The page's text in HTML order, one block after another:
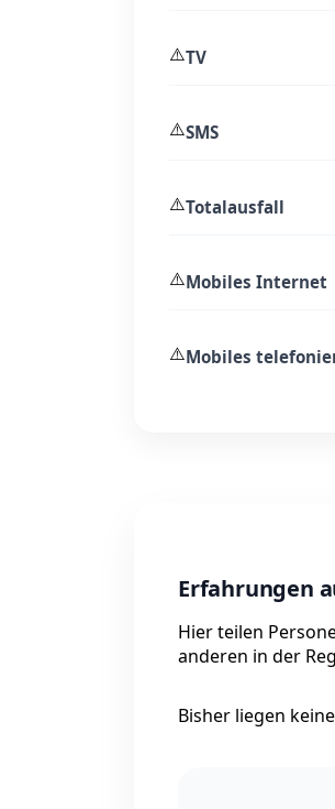
⚠️TV
⚠️SMS
⚠️Totalausfall
⚠️Mobiles Internet
⚠️Mobiles
Erfahrungen
Hier teilen
anderen in der
Bisher liegen